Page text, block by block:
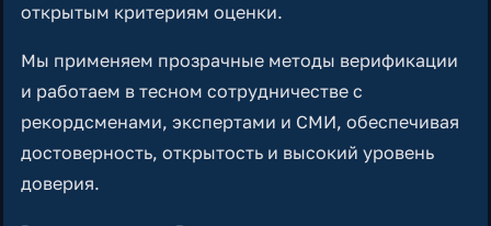
открытым критериям оценки.
Мы применяем прозрачные методы верификации
и работаем в тесном сотрудничестве с
рекордсменами, экспертами и СМИ, обеспечивая
достоверность, открытость и высокий уровень
доверия.